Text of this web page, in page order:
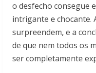
o desfecho consegue
intrigante e chocante.
surpreendem, e a
de que nem todos os
ser completamente